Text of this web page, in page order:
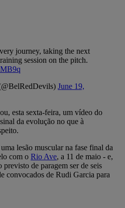
journey, taking the next
session on the pitch.
June 19,
esta sexta-feira, um vídeo do
da evolução no que à
lesão muscular na fase final da
com o Rio Ave, a 11 de maio - e,
previsto de paragem ser de seis
convocados de Rudi Garcia para